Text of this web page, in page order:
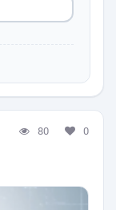
80 0